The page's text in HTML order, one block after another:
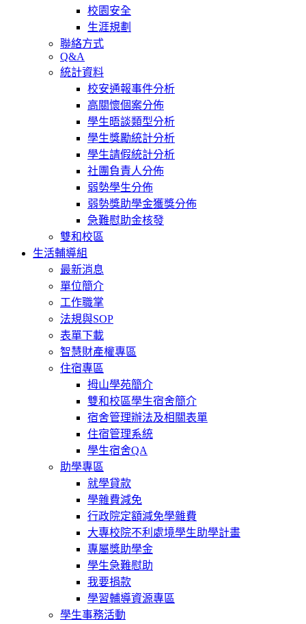
校園安全
生涯規劃
聯絡方式
Q&A
統計資料
校安通報事件分析
高關懷個案分佈
學生晤談類型分析
學生獎勵統計分析
學生請假統計分析
社團負責人分佈
弱勢學生分佈
弱勢獎助學金獲獎分佈
急難慰助金核發
雙和校區
生活輔導組
最新消息
單位簡介
工作職掌
法規與SOP
表單下載
智慧財產權專區
住宿專區
拇山學苑簡介
雙和校區學生宿舍簡介
宿舍管理辦法及相關表單
住宿管理系統
學生宿舍QA
助學專區
就學貸款
學雜費減免
行政院定額減免學雜費
大專校院不利處境學生助學計畫
專屬獎助學金
學生急難慰助
我要捐款
學習輔導資源專區
學生事務活動